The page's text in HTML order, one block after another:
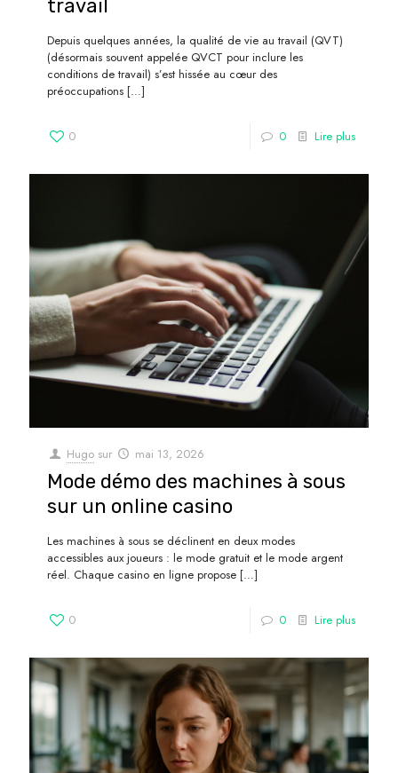
travail
Depuis quelques années, la qualité de vie au travail (QVT)
(désormais souvent appelée QVCT pour inclure les
conditions de travail) s’est hissée au cœur des
préoccupations […]
0 0 Lire plus
Hugo sur mai 13, 2026
Mode démo des machines à sous
sur un online casino
Les machines à sous se déclinent en deux modes
accessibles aux joueurs : le mode gratuit et le mode argent
réel. Chaque casino en ligne propose […]
0 0 Lire plus